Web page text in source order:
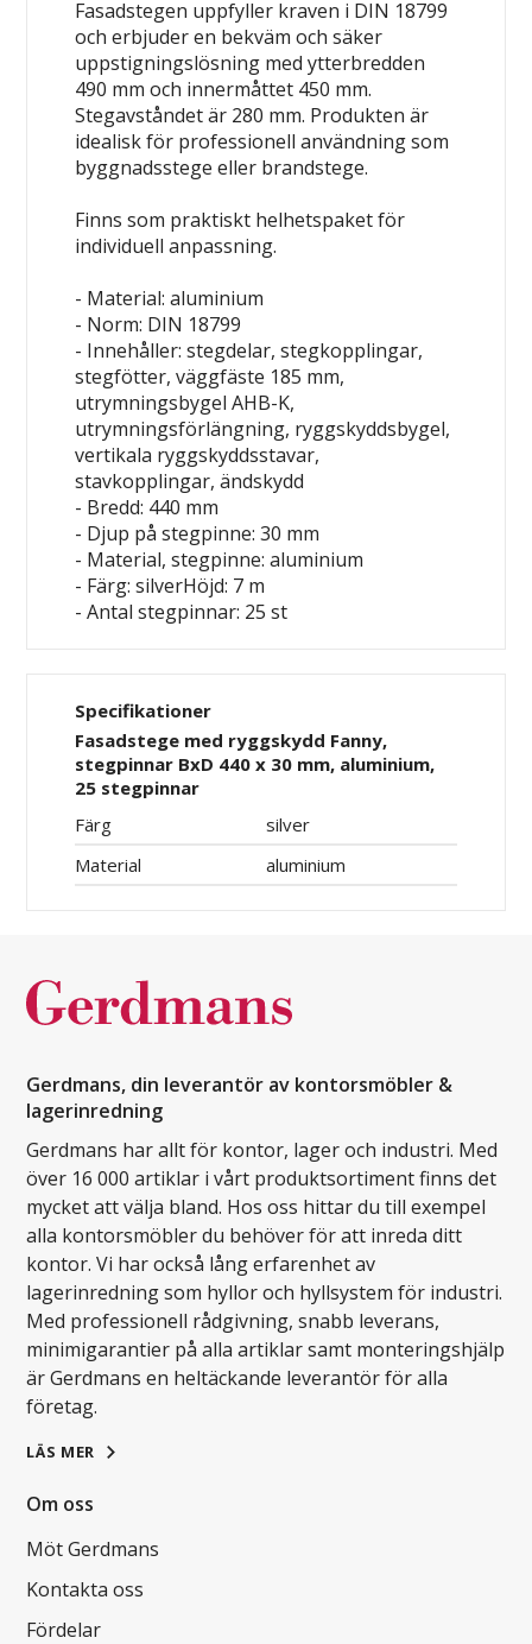
Fasadstegen uppfyller kraven i DIN 18799
och erbjuder en bekväm och säker
uppstigningslösning med ytterbredden
490 mm och innermåttet 450 mm.
Stegavståndet är 280 mm. Produkten är
idealisk för professionell användning som
byggnadsstege eller brandstege.
Finns som praktiskt helhetspaket för
individuell anpassning.
- Material: aluminium
- Norm: DIN 18799
- Innehåller: stegdelar, stegkopplingar,
stegfötter, väggfäste 185 mm,
utrymningsbygel AHB-K,
utrymningsförlängning, ryggskyddsbygel,
vertikala ryggskyddsstavar,
stavkopplingar, ändskydd
- Bredd: 440 mm
- Djup på stegpinne: 30 mm
- Material, stegpinne: aluminium
- Färg: silverHöjd: 7 m
- Antal stegpinnar: 25 st
Specifikationer
Fasadstege med ryggskydd Fanny,
stegpinnar BxD 440 x 30 mm, aluminium,
25 stegpinnar
Färg
silver
Material
aluminium
Gerdmans, din leverantör av kontorsmöbler &
lagerinredning
Gerdmans har allt för kontor, lager och industri. Med
över 16 000 artiklar i vårt produktsortiment finns det
mycket att välja bland. Hos oss hittar du till exempel
alla kontorsmöbler du behöver för att inreda ditt
kontor. Vi har också lång erfarenhet av
lagerinredning som hyllor och hyllsystem för industri.
Med professionell rådgivning, snabb leverans,
minimigarantier på alla artiklar samt monteringshjälp
är Gerdmans en heltäckande leverantör för alla
företag.
LÄS MER
Om oss
Möt Gerdmans
Kontakta oss
Fördelar